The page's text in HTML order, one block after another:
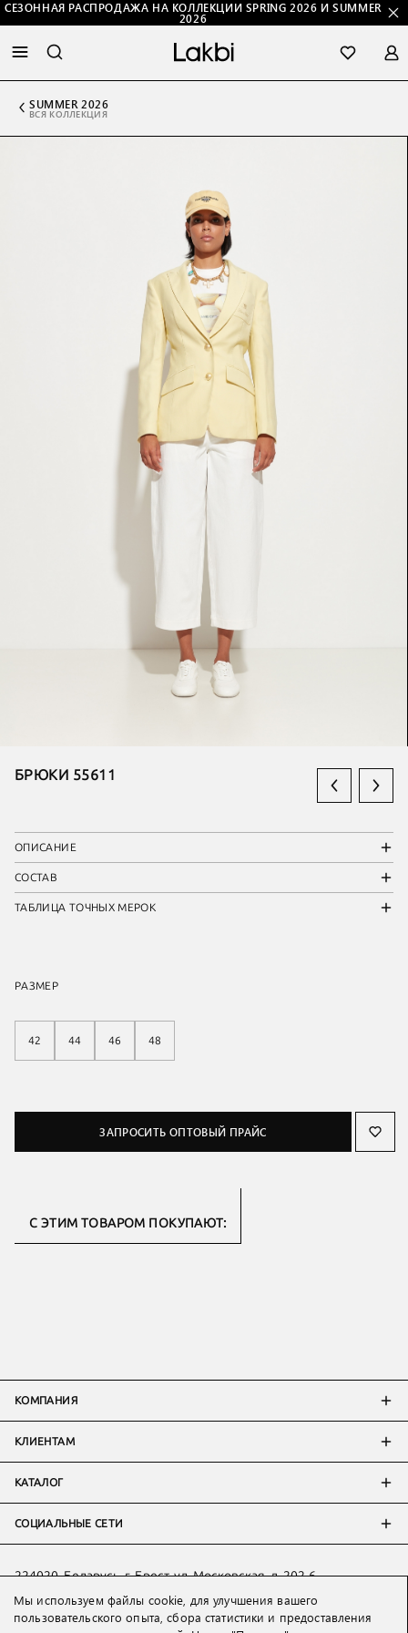
СЕЗОННАЯ РАСПРОДАЖА НА КОЛЛЕКЦИИ SPRING 2026 И SUMMER
2026
SUMMER 2026
ВСЯ КОЛЛЕКЦИЯ
БРЮКИ 55611
ОПИСАНИЕ
СОСТАВ
ТАБЛИЦА ТОЧНЫХ МЕРОК
РАЗМЕР
42 44 46 48
ЗАПРОСИТЬ ОПТОВЫЙ ПРАЙС
С ЭТИМ ТОВАРОМ ПОКУПАЮТ:
КОМПАНИЯ
КЛИЕНТАМ
КАТАЛОГ
СОЦИАЛЬНЫЕ СЕТИ
224020, Беларусь, г. Брест, ул. Московская, д. 202-6
Тел:+7 993 398 36 60(WhatsApp
Тел:+375 29 205 80 10( WhatsApp,Viber)
Мы используем файлы cookie, для улучшения вашего
пользовательского опыта, сбора статистики и предоставления